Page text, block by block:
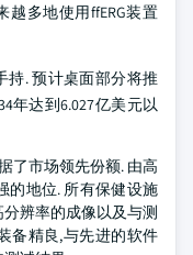
多地使用ffERG装置
持. 预计桌面部分将推
年达到6.027亿美元以
了市场领先份额. 由高
的地位. 所有保健设施
辨率的成像以及与测
备精良,与先进的软件